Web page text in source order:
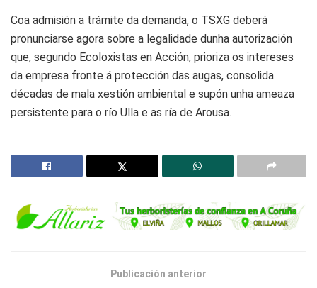
Coa admisión a trámite da demanda, o TSXG deberá
pronunciarse agora sobre a legalidade dunha autorización
que, segundo Ecoloxistas en Acción, prioriza os intereses
da empresa fronte á protección das augas, consolida
décadas de mala xestión ambiental e supón unha ameaza
persistente para o río Ulla e as ría de Arousa.
Publicación anterior